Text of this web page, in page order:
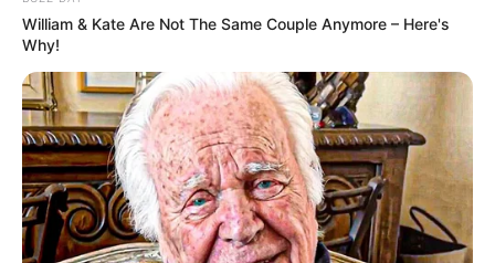
William & Kate Are Not The Same Couple Anymore – Here's
Why!